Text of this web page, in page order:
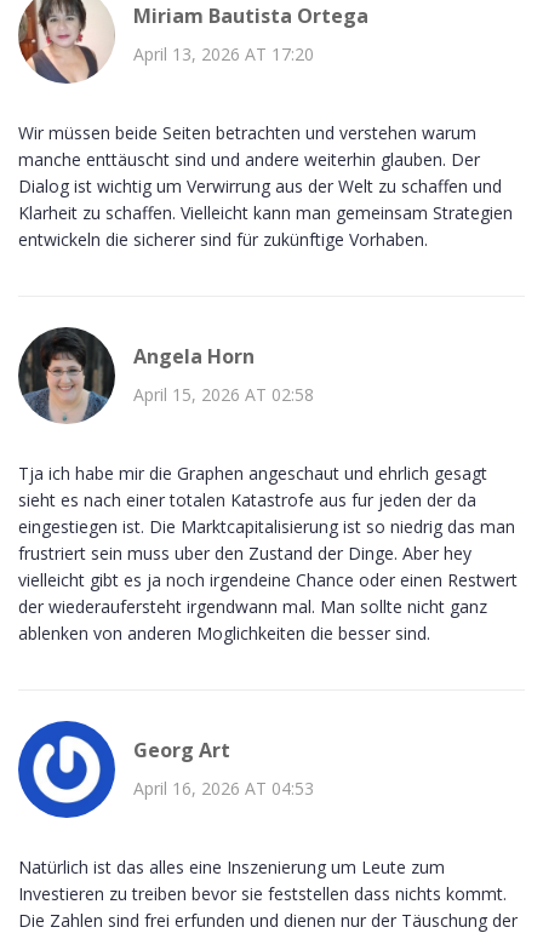
Miriam Bautista Ortega
April 13, 2026 AT 17:20
Wir müssen beide Seiten betrachten und verstehen warum
manche enttäuscht sind und andere weiterhin glauben. Der
Dialog ist wichtig um Verwirrung aus der Welt zu schaffen und
Klarheit zu schaffen. Vielleicht kann man gemeinsam Strategien
entwickeln die sicherer sind für zukünftige Vorhaben.
Angela Horn
April 15, 2026 AT 02:58
Tja ich habe mir die Graphen angeschaut und ehrlich gesagt
sieht es nach einer totalen Katastrofe aus fur jeden der da
eingestiegen ist. Die Marktcapitalisierung ist so niedrig das man
frustriert sein muss uber den Zustand der Dinge. Aber hey
vielleicht gibt es ja noch irgendeine Chance oder einen Restwert
der wiederaufersteht irgendwann mal. Man sollte nicht ganz
ablenken von anderen Moglichkeiten die besser sind.
Georg Art
April 16, 2026 AT 04:53
Natürlich ist das alles eine Inszenierung um Leute zum
Investieren zu treiben bevor sie feststellen dass nichts kommt.
Die Zahlen sind frei erfunden und dienen nur der Täuschung der